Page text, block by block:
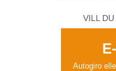
VILL
Autogiro